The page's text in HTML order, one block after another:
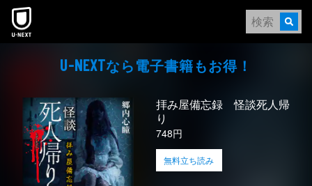
本文へスキップ
U-NEXTなら電⼦書籍もお得！
拝み屋備忘録 怪談死人帰
り
748円
無料立ち読み